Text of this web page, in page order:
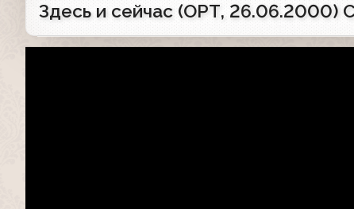
Здесь и сейчас (ОРТ, 26.06.2000)